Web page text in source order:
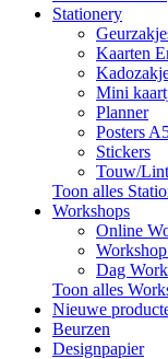
Stationery
Kaarten
Mini
Planner
Posters
Stickers
Touw/Lint
Toon alles
Workshops
Online
Dag
Toon alles
Nieuwe
Beurzen
Designpapier